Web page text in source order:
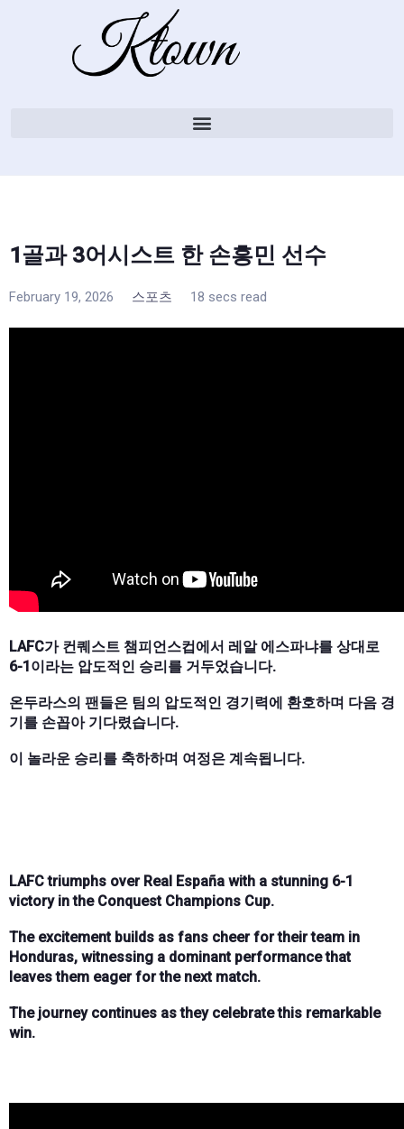
1골과 3어시스트 한 손흥민 선수
February 19, 2026 스포츠 18 secs read
LAFC가 컨퀘스트 챔피언스컵에서 레알 에스파냐를 상대로
6-1이라는 압도적인 승리를 거두었습니다.
온두라스의 팬들은 팀의 압도적인 경기력에 환호하며 다음 경
기를 손꼽아 기다렸습니다.
이 놀라운 승리를 축하하며 여정은 계속됩니다.
LAFC triumphs over Real España with a stunning 6-1
victory in the Conquest Champions Cup.
The excitement builds as fans cheer for their team in
Honduras, witnessing a dominant performance that
leaves them eager for the next match.
The journey continues as they celebrate this remarkable
win.